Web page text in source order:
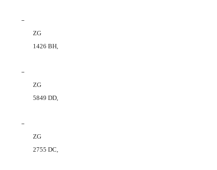
–
ZG
1426 BH,
–
ZG
5849 DD,
–
ZG
2755 DC,